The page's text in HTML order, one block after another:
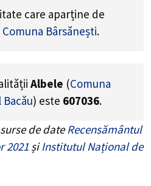
care aparține de
Comuna Bârsănești.
Albele (Comuna
) este 607036.
de dateRecensământul
2021 șiInstitutul Național de